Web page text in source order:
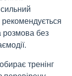
без
тренінг